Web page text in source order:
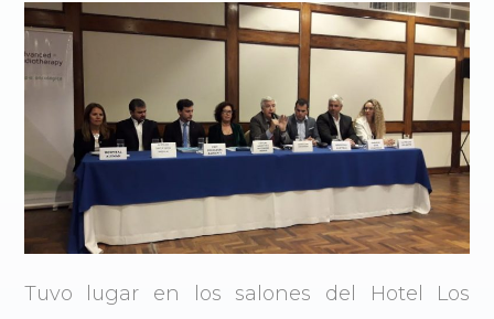
Tuvo lugar en los salones del Hotel Los